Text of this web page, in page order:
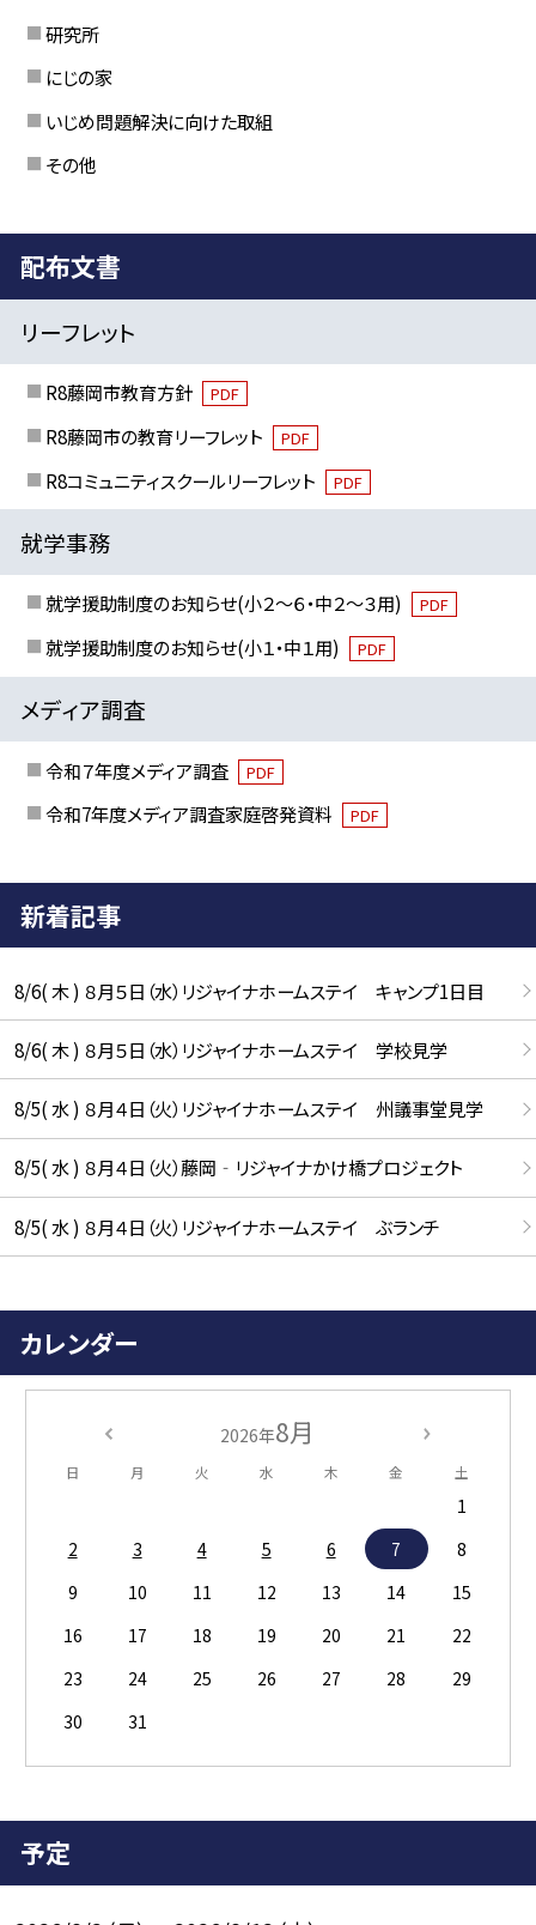
研究所
にじの家
いじめ問題解決に向けた取組
その他
配布文書
リーフレット
R8藤岡市教育方針 PDF
R8藤岡市の教育リーフレット PDF
R8コミュニティスクールリーフレット PDF
就学事務
就学援助制度のお知らせ(小２～６・中２～３用) PDF
就学援助制度のお知らせ(小１・中１用) PDF
メディア調査
令和７年度メディア調査 PDF
令和7年度メディア調査家庭啓発資料 PDF
新着記事
8/6( 木 ) ８月５日（水）リジャイナホームステイ キャンプ1日目
8/6( 木 ) ８月５日（水）リジャイナホームステイ 学校見学
8/5( 水 ) ８月４日（火）リジャイナホームステイ 州議事堂見学
8/5( 水 ) ８月４日（火）藤岡‐リジャイナかけ橋プロジェクト
8/5( 水 ) ８月４日（火）リジャイナホームステイ ぶランチ
カレンダー
2026年8月
日 月 火 水 木 金 土
1
2
3 4 5 6 7
8
9
10 11 12 13 14
15
16
17 18 19 20 21
22
23
24 25 26 27 28
29
30
31
予定